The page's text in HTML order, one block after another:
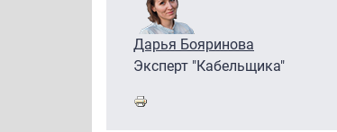
Дарья Бояринова
Эксперт "Кабельщика"